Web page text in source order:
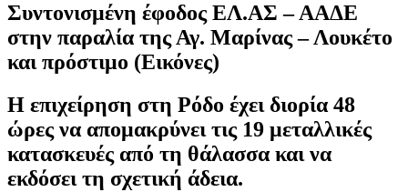
Συντονισμένη έφοδος ΕΛ.ΑΣ – ΑΑΔΕ
στην παραλία της Αγ. Μαρίνας – Λουκέτο
και πρόστιμο (Εικόνες)
Η επιχείρηση στη Ρόδο έχει διορία 48
ώρες να απομακρύνει τις 19 μεταλλικές
κατασκευές από τη θάλασσα και να
εκδόσει τη σχετική άδεια.